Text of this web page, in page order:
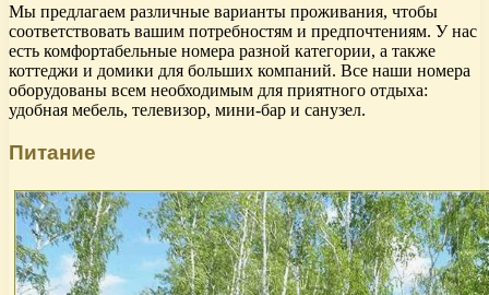
Мы предлагаем различные варианты проживания, чтобы
соответствовать вашим потребностям и предпочтениям. У нас
есть комфортабельные номера разной категории, а также
коттеджи и домики для больших компаний. Все наши номера
оборудованы всем необходимым для приятного отдыха:
удобная мебель, телевизор, мини-бар и санузел.
Питание